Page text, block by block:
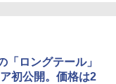
「ロングテール」
初公開。価格は2